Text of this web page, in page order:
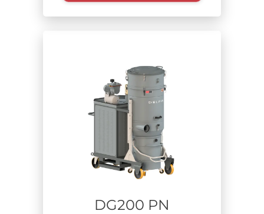
DG200 PN